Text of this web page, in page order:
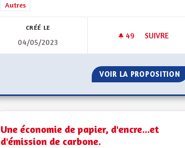
Filtrer les résultats de la catégorie : Autres
Autres
CRÉÉ LE
04/05/2023
49 49 ABONNÉS
SUIVRE
VIREZ MOI
VOIR LA PROPOSITION
Une économie de papier, d'encre...et
d'émission de carbone.